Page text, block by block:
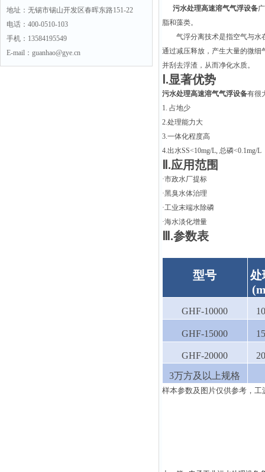
地址：无锡市锡山开发区春晖东路151-22
电话：400-0510-103
手机：13584195549
E-mail：guanhao@gye.cn
污水处理高速溶气气浮设备
脂和藻类。
气浮分离技术是指空气与水
通过减压释放，产生大量的微细
并刮去浮渣，从而净化水质。
Ⅰ.显著优势
污水处理高速溶气气浮设备有很
1. 占地少
2.处理能力大
3.一体化程度高
4.出水SS<10mg/L, 总磷<0.1mg/L
Ⅱ.应用范围
·市政水厂提标
·黑臭水体治理
·工业末端水除磷
·海水淡化增量
Ⅲ.参数表
型号
处
GHF-10000
GHF-15000
GHF-20000
3万方及以上规格
样本参数及图片仅供参考，